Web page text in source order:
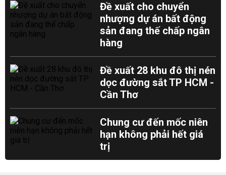
Đề xuất cho chuyển
nhượng dự án bất động
sản đang thế chấp ngân
hàng
Đề xuất 28 khu đô thị nén
dọc đường sắt TP HCM -
Cần Thơ
Chung cư đến mốc niên
hạn không phải hết giá
trị